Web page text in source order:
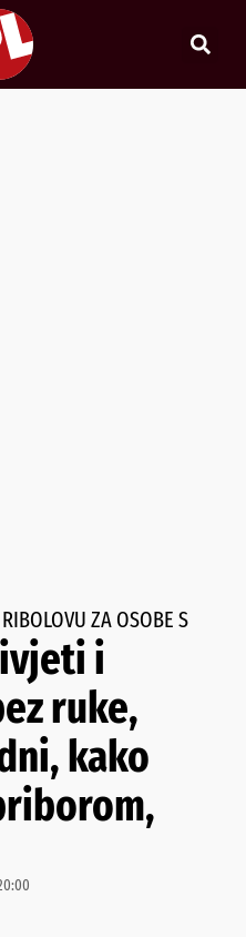
ZA OSOBE S
i
ruke,
kako